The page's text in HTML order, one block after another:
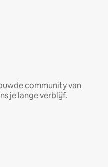
community van
je lange verblijf.